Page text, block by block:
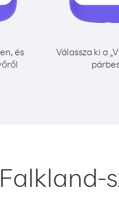
és
Válassza ki a